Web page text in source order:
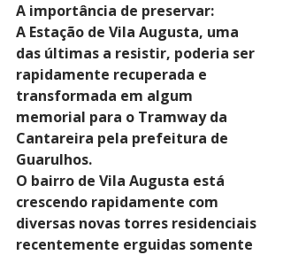
A importância de preservar:
A Estação de Vila Augusta, uma
das últimas a resistir, poderia ser
rapidamente recuperada e
transformada em algum
memorial para o Tramway da
Cantareira pela prefeitura de
Guarulhos.
O bairro de Vila Augusta está
crescendo rapidamente com
diversas novas torres residenciais
recentemente erguidas somente